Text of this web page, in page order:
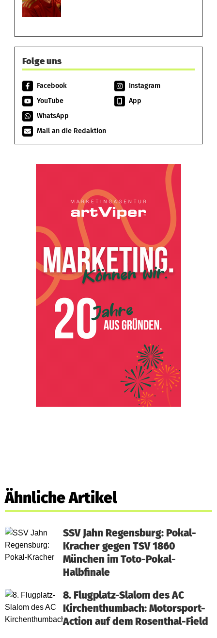
Folge uns
Facebook
Instagram
YouTube
App
WhatsApp
Mail an die Redaktion
Ähnliche Artikel
SSV Jahn Regensburg: Pokal-
Kracher gegen TSV 1860
München im Toto-Pokal-
Halbfinale
8. Flugplatz-Slalom des AC
Kirchenthumbach: Motorsport-
Action auf dem Rosenthal-Field